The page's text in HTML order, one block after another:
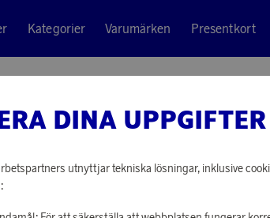
Kategorier Varumärken Presentkort
DINA UPPGIFTER
utnyttjar tekniska lösningar, inklusive